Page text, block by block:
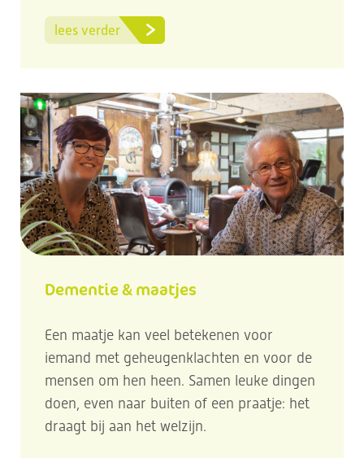
lees verder
Dementie & maatjes
Een maatje kan veel betekenen voor
iemand met geheugenklachten en voor de
mensen om hen heen. Samen leuke dingen
doen, even naar buiten of een praatje: het
draagt bij aan het welzijn.